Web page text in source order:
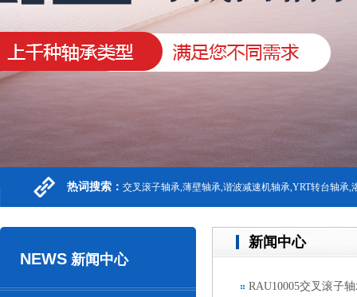
热词搜索： 交叉滚子轴承,薄壁轴承,谐波减速机轴承,YRT转台轴承,
NEWS 新闻中心
新闻中心
RAU10005交叉滚子